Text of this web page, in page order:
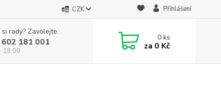
CZK Přihlášení
rady? Zavolejte.
181 001
18:00
0ks
za 0 Kč